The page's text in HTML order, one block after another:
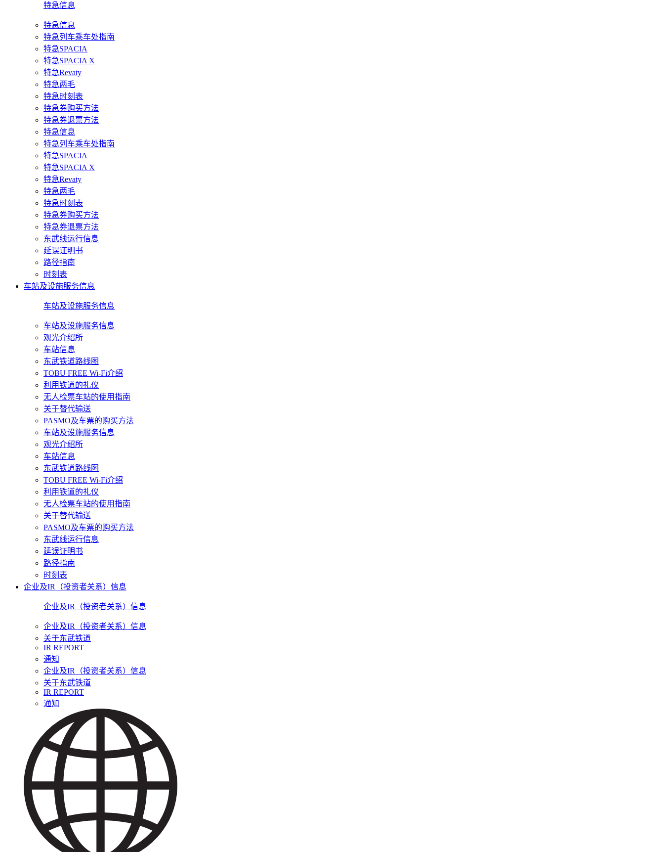
特急信息
特急信息
特急列车乘车处指南
特急SPACIA
特急SPACIA X
特急Revaty
特急两毛
特急时刻表
特急券购买方法
特急券退票方法
特急信息
特急列车乘车处指南
特急SPACIA
特急SPACIA X
特急Revaty
特急两毛
特急时刻表
特急券购买方法
特急券退票方法
东武线运行信息
延误证明书
路径指南
时刻表
车站及设施服务信息
车站及设施服务信息
车站及设施服务信息
观光介绍所
车站信息
东武铁道路线图
TOBU FREE Wi-Fi介绍
利用铁道的礼仪
无人检票车站的使用指南
关于替代输送
PASMO及车票的购买方法
车站及设施服务信息
观光介绍所
车站信息
东武铁道路线图
TOBU FREE Wi-Fi介绍
利用铁道的礼仪
无人检票车站的使用指南
关于替代输送
PASMO及车票的购买方法
东武线运行信息
延误证明书
路径指南
时刻表
企业及IR（投资者关系）信息
企业及IR（投资者关系）信息
企业及IR（投资者关系）信息
关于东武铁道
IR REPORT
通知
企业及IR（投资者关系）信息
关于东武铁道
IR REPORT
通知